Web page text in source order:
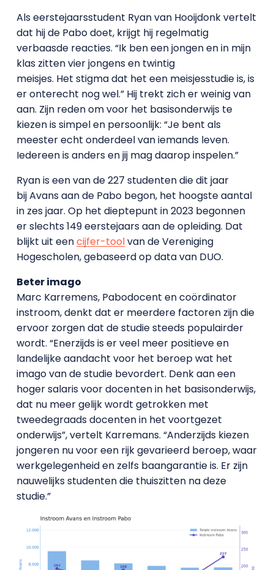
Als eerstejaarsstudent Ryan van Hooijdonk vertelt
dat hij de Pabo doet, krijgt hij regelmatig
verbaasde reacties. “Ik ben een jongen en in mijn
klas zitten vier jongens en twintig
meisjes. Het stigma dat het een meisjesstudie is, is
er onterecht nog wel.” Hij trekt zich er weinig van
aan. Zijn reden om voor het basisonderwijs te
kiezen is simpel en persoonlijk: “Je bent als
meester echt onderdeel van iemands leven.
Iedereen is anders en jij mag daarop inspelen.”
Ryan is een van de 227 studenten die dit jaar
bij Avans aan de Pabo begon, het hoogste aantal
in zes jaar. Op het dieptepunt in 2023 begonnen
er slechts 149 eerstejaars aan de opleiding. Dat
blijkt uit eencijfer-toolvan de Vereniging
Hogescholen, gebaseerd op data van DUO.
Beter imago
Marc Karremens, Pabodocent en coördinator
instroom, denkt dat er meerdere factoren zijn die
ervoor zorgen dat de studie steeds populairder
wordt. “Enerzijds is er veel meer positieve en
landelijke aandacht voor het beroep wat het
imago van de studie bevordert. Denk aan een
hoger salaris voor docenten in het basisonderwijs,
dat nu meer gelijk wordt getrokken met
tweedegraads docenten in het voortgezet
onderwijs”, vertelt Karremans. “Anderzijds kiezen
jongeren nu voor een rijk gevarieerd beroep, waar
werkgelegenheid en zelfs baangarantie is. Er zijn
nauwelijks studenten die thuiszitten na deze
studie.”